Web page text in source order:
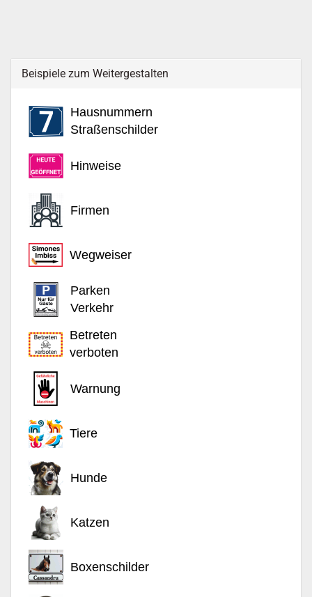
Beispiele zum Weitergestalten
Hausnummern
Straßenschilder
Hinweise
Firmen
Wegweiser
Parken
Verkehr
Betreten
verboten
Warnung
Tiere
Hunde
Katzen
Boxenschilder